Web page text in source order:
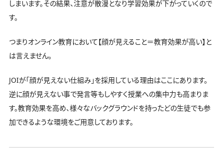
しまいます。その結果、注意が散漫となり学習効果が下がっていくので
す。
つまりオンライン教育において【顔が見えること＝教育効果が高い】と
は言えません。
JOIが「顔が見えない仕組み」を採用している理由はここにあります。
逆に顔が見えない事で発言等もしやすく授業への集中力も高まりま
す。教育効果を高め、様々なバックグラウンドを持ったどの生徒でも参
加できるような環境をご用意しております。